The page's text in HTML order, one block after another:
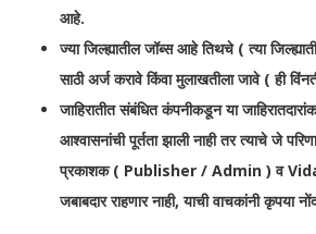
आहे.
ज्या जिल्ह्यातील जॉब्स आहे तिथचे ( त्या
साठी अर्ज करावे किंवा मुलाखतीला जावे ( ही
जाहिरातीत संबंधित कंपनीकडून या
आश्वासनांची पूर्तता झाली नाही तर त्याचे जे
प्रकाशक ( Publisher / Admin ) व
जबाबदार राहणार नाही, याची वाचकांनी कृपया